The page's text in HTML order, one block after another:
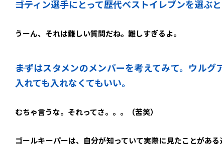
――ゴティン選手にとって歴代ベストイレブンを選ぶ
うーん、それは難しい質問だね。難しすぎるよ。
――まずはスタメンのメンバーを考えてみて。ウル
入れても入れなくてもいい。
むちゃ言うな。それってさ。。。（苦笑）
ゴールキーパーは、自分が知っていて実際に見たことがあ